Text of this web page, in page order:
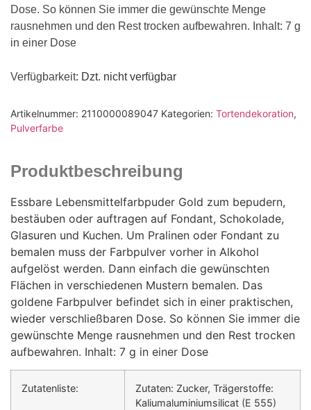
Dose. So können Sie immer die gewünschte Menge
rausnehmen und den Rest trocken aufbewahren. Inhalt: 7 g
in einer Dose
Verfügbarkeit: Dzt. nicht verfügbar
Artikelnummer: 2110000089047 Kategorien: Tortendekoration,
Pulverfarbe
Produktbeschreibung
Essbare Lebensmittelfarbpuder Gold zum bepudern,
bestäuben oder auftragen auf Fondant, Schokolade,
Glasuren und Kuchen. Um Pralinen oder Fondant zu
bemalen muss der Farbpulver vorher in Alkohol
aufgelöst werden. Dann einfach die gewünschten
Flächen in verschiedenen Mustern bemalen. Das
goldene Farbpulver befindet sich in einer praktischen,
wieder verschließbaren Dose. So können Sie immer die
gewünschte Menge rausnehmen und den Rest trocken
aufbewahren. Inhalt: 7 g in einer Dose
Zutatenliste:
Zutaten: Zucker, Trägerstoffe:
Kaliumaluminiumsilicat (E 555)